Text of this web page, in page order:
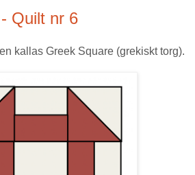
Quilt nr 6
kallas Greek Square (grekiskt torg).